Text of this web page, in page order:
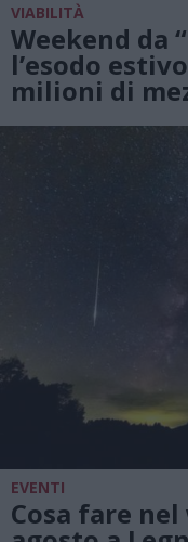
VIABILITÀ
Weekend da
l’esodo
milioni di
EVENTI
Cosa fare nel